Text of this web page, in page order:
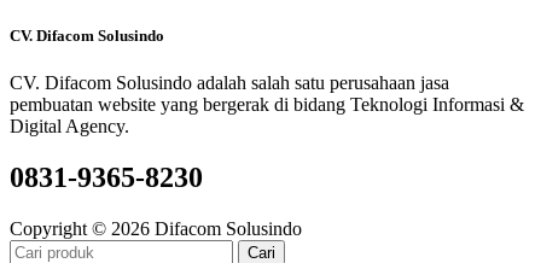
CV. Difacom Solusindo
CV. Difacom Solusindo adalah salah satu perusahaan jasa
pembuatan website yang bergerak di bidang Teknologi Informasi &
Digital Agency.
0831-9365-8230
Copyright © 2026 Difacom Solusindo
Cari